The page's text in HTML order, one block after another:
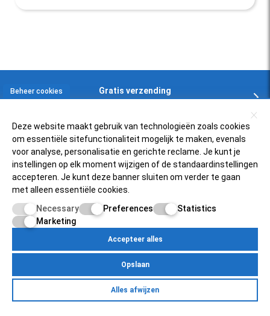
Gratis verzending
Klantenservice
Zelfservice
Retourneren
Inloggen bij account
Betaalmogelijkheden
Populaire scooters
Piaggio Zip 4t
SYM Fiddle 3
Over ons
Status bestelling
Mijnscooteronderdelen.nl
Egersundweg 11E
9723JM Groningen
ZelfserviceOver OnsContactKlantenservicePricacy PolicySite MapMijn account
Beheer cookies
Deze website maakt gebruik van technologieën zoals cookies
om essentiële sitefunctionaliteit mogelijk te maken, evenals
voor analyse, personalisatie en gerichte reclame. Je kunt je
instellingen op elk moment wijzigen of de standaardinstellingen
accepteren. Je kunt deze banner sluiten om verder te gaan
met alleen essentiële cookies.
Necessary
Preferences
Statistics
Marketing
Accepteer alles
Opslaan
Alles afwijzen